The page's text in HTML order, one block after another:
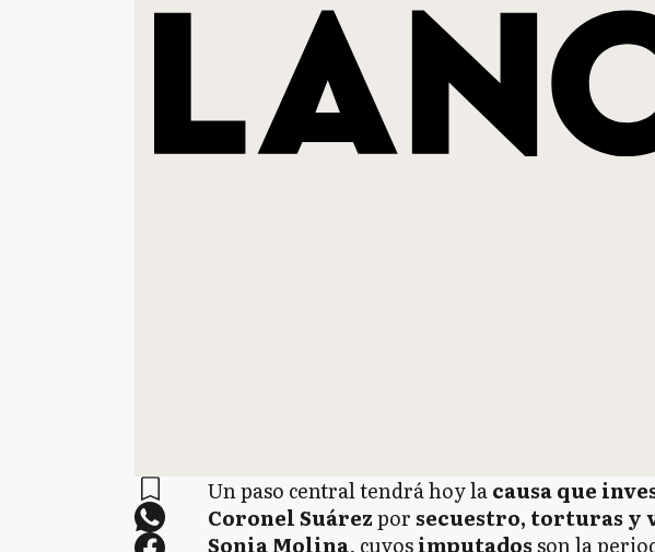
Un paso central tendrá hoy lacausa que
Coronel Suárezpor secuestro, torturas y
Sonia Molina, cuyosimputadosson la